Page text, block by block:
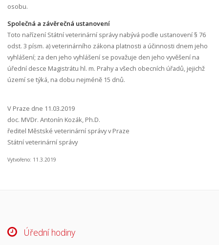
osobu.
Společná a závěrečná ustanovení
Toto nařízení Státní veterinární správy nabývá podle ustanovení § 76
odst. 3 písm. a) veterinárního zákona platnosti a účinnosti dnem jeho
vyhlášení; za den jeho vyhlášení se považuje den jeho vyvěšení na
úřední desce Magistrátu hl. m. Prahy a všech obecních úřadů, jejichž
území se týká, na dobu nejméně 15 dnů.
V Praze dne 11.03.2019
doc. MVDr. Antonín Kozák, Ph.D.
ředitel Městské veterinární správy v Praze
Státní veterinární správy
Vytvořeno: 11.3.2019
Úřední hodiny